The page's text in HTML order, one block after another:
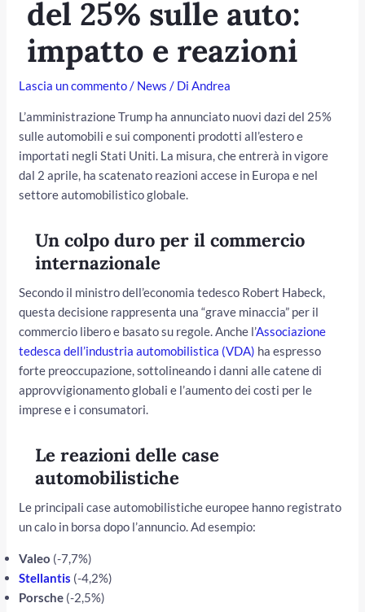
del 25% sulle auto:
impatto e reazioni
Lascia un commento/ News / DiAndrea
L’amministrazione Trump ha annunciato nuovi dazi del 25%
sulle automobili e sui componenti prodotti all’estero e
importati negli Stati Uniti. La misura, che entrerà in vigore
dal 2 aprile, ha scatenato reazioni accese in Europa e nel
settore automobilistico globale.
Un colpo duro per il commercio
internazionale
Secondo il ministro dell’economia tedesco Robert Habeck,
questa decisione rappresenta una “grave minaccia” per il
commercio libero e basato su regole. Anche l’Associazione
tedesca dell’industria automobilistica (VDA) ha espresso
forte preoccupazione, sottolineando i danni alle catene di
approvvigionamento globali e l’aumento dei costi per le
imprese e i consumatori.
Le reazioni delle case
automobilistiche
Le principali case automobilistiche europee hanno registrato
un calo in borsa dopo l’annuncio. Ad esempio:
Valeo (-7,7%)
Stellantis (-4,2%)
Porsche (-2,5%)